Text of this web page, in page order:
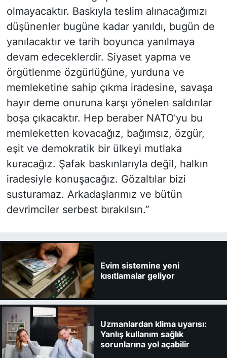
olmayacaktır. Baskıyla teslim alınacağımızı
düşünenler bugüne kadar yanıldı, bugün de
yanılacaktır ve tarih boyunca yanılmaya
devam edeceklerdir. Siyaset yapma ve
örgütlenme özgürlüğüne, yurduna ve
memleketine sahip çıkma iradesine, savaşa
hayır deme onuruna karşı yönelen saldırılar
boşa çıkacaktır. Hep beraber NATO'yu bu
memleketten kovacağız, bağımsız, özgür,
eşit ve demokratik bir ülkeyi mutlaka
kuracağız. Şafak baskınlarıyla değil, halkın
iradesiyle konuşacağız. Gözaltılar bizi
susturamaz. Arkadaşlarımız ve bütün
devrimciler serbest bırakılsın.”
Evim sistemine yeni
kısıtlamalar geliyor
Uzmanlardan klima uyarısı:
Yanlış kullanım sağlık
sorunlarına yol açabilir